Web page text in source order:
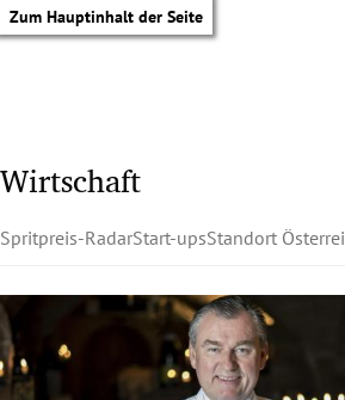
Zum Hauptinhalt der Seite
Wirtschaft
Spritpreis-RadarStart-upsStandort